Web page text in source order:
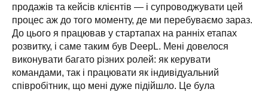
продажів та кейсів клієнтів — і супроводжувати цей
процес аж до того моменту, де ми перебуваємо зараз.
До цього я працював у стартапах на ранніх етапах
розвитку, і саме таким був DeepL. Мені довелося
виконувати багато різних ролей: як керувати
командами, так і працювати як індивідуальний
співробітник, що мені дуже підійшло. Це була